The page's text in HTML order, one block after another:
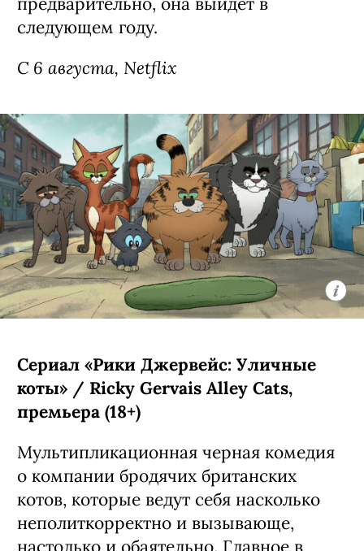
Третий сезон экранизации
о недавно осиротевшей 15-летней
«У меня на районе»), которая
вынужденно переехала в Колорадо к
семье Уолтерсов — счастливым
родителям семи сыновей и одной
дочери. Четвертую порцию их
приключений создатели уже
анонсировали заранее:
предварительно, она выйдет в
следующем году.